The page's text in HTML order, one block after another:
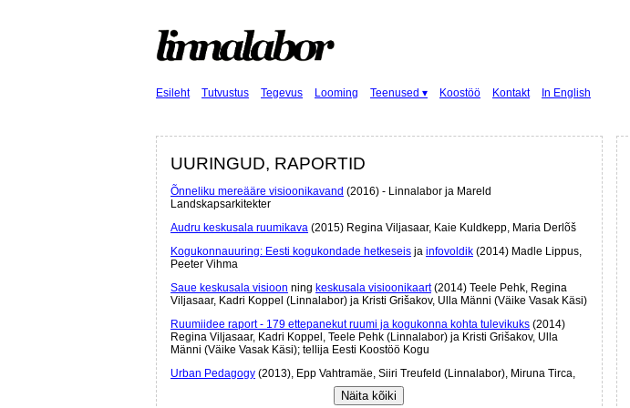
Esileht Tutvustus Tegevus Looming Teenused ▾ Koostöö Kontakt In English
Näita kõiki
UURINGUD, RAPORTID
Õnneliku mereääre visioonikavand (2016) - Linnalabor ja Mareld
Landskapsarkitekter
Audru keskusala ruumikava (2015) Regina Viljasaar, Kaie Kuldkepp, Maria Derlõš
Kogukonnauuring: Eesti kogukondade hetkeseis ja infovoldik (2014) Madle Lippus,
Peeter Vihma
Saue keskusala visioon ning keskusala visioonikaart(2014) Teele Pehk, Regina
Viljasaar, Kadri Koppel (Linnalabor) ja Kristi Grišakov, Ulla Männi (Väike Vasak Käsi)
Ruumiidee raport - 179 ettepanekut ruumi ja kogukonna kohta tulevikuks (2014)
Regina Viljasaar, Kadri Koppel, Teele Pehk (Linnalabor) ja Kristi Grišakov, Ulla
Männi (Väike Vasak Käsi); tellija Eesti Koostöö Kogu
Urban Pedagogy (2013), Epp Vahtramäe, Siiri Treufeld (Linnalabor), Miruna Tirca,
Andreea Lipan (Asociata Komunitas)